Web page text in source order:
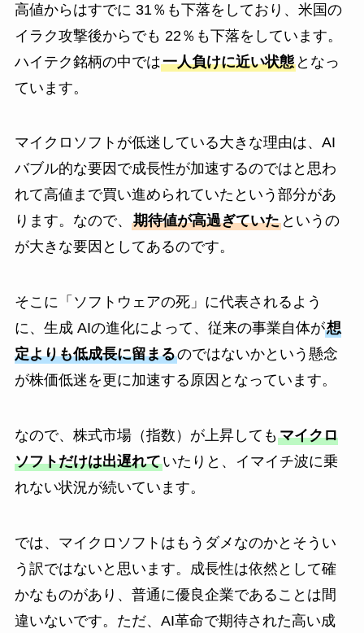
高値からはすでに 31％も下落をしており、米国の
イラク攻撃後からでも 22％も下落をしています。
ハイテク銘柄の中では一人負けに近い状態となっ
ています。
マイクロソフトが低迷している大きな理由は、AI
バブル的な要因で成長性が加速するのではと思わ
れて高値まで買い進められていたという部分があ
ります。なので、 期待値が高過ぎていたというの
が大きな要因としてあるのです。
そこに「ソフトウェアの死」に代表されるよう
に、生成 AIの進化によって、従来の事業自体が想
定よりも低成長に留まるのではないかという懸念
が株価低迷を更に加速する原因となっています。
なので、株式市場（指数）が上昇してもマイクロ
ソフトだけは出遅れていたりと、イマイチ波に乗
れない状況が続いています。
では、マイクロソフトはもうダメなのかとそうい
う訳ではないと思います。成長性は依然として確
かなものがあり、普通に優良企業であることは間
違いないです。ただ、AI革命で期待された高い成